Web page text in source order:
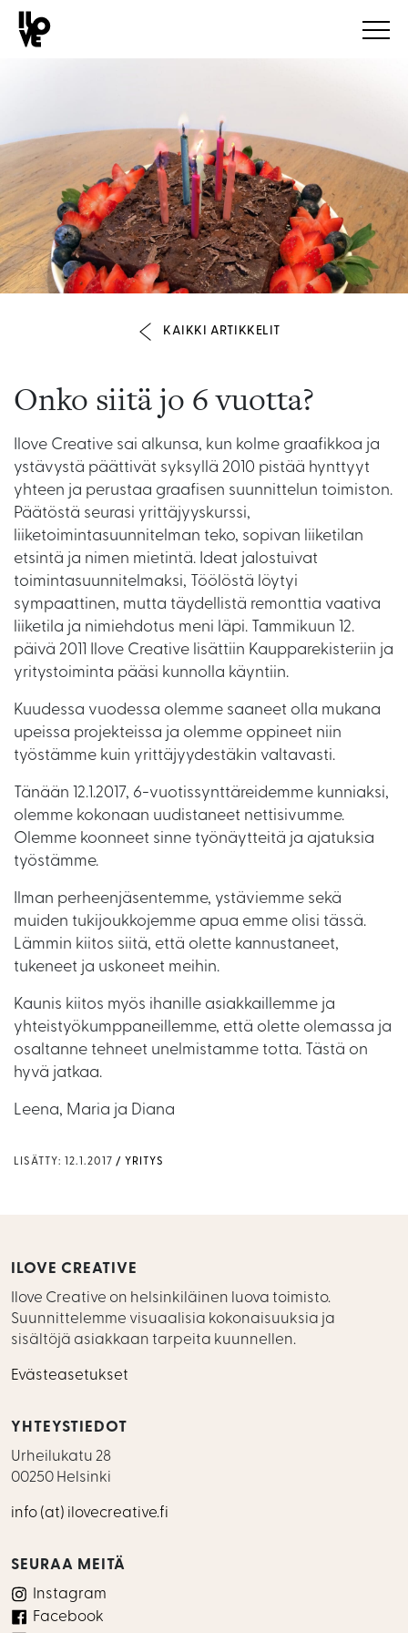
KAIKKI ARTIKKELIT
Onko siitä jo 6 vuotta?
Ilove Creative sai alkunsa, kun kolme graafikkoa ja
ystävystä päättivät syksyllä 2010 pistää hynttyyt
yhteen ja perustaa graafisen suunnittelun toimiston.
Päätöstä seurasi yrittäjyyskurssi,
liiketoimintasuunnitelman teko, sopivan liiketilan
etsintä ja nimen mietintä. Ideat jalostuivat
toimintasuunnitelmaksi, Töölöstä löytyi
sympaattinen, mutta täydellistä remonttia vaativa
liiketila ja nimiehdotus meni läpi. Tammikuun 12.
päivä 2011 Ilove Creative lisättiin Kaupparekisteriin ja
yritystoiminta pääsi kunnolla käyntiin.
Kuudessa vuodessa olemme saaneet olla mukana
upeissa projekteissa ja olemme oppineet niin
työstämme kuin yrittäjyydestäkin valtavasti.
Tänään 12.1.2017, 6-vuotissynttäreidemme kunniaksi,
olemme kokonaan uudistaneet nettisivumme.
Olemme koonneet sinne työnäytteitä ja ajatuksia
työstämme.
Ilman perheenjäsentemme, ystäviemme sekä
muiden tukijoukkojemme apua emme olisi tässä.
Lämmin kiitos siitä, että olette kannustaneet,
tukeneet ja uskoneet meihin.
Kaunis kiitos myös ihanille asiakkaillemme ja
yhteistyökumppaneillemme, että olette olemassa ja
osaltanne tehneet unelmistamme totta. Tästä on
hyvä jatkaa.
Leena, Maria ja Diana
LISÄTTY: 12.1.2017 YRITYS
ILOVE CREATIVE
Ilove Creative on helsinkiläinen luova toimisto.
Suunnittelemme visuaalisia kokonaisuuksia ja
sisältöjä asiakkaan tarpeita kuunnellen.
Evästeasetukset
YHTEYSTIEDOT
Urheilukatu 28
00250 Helsinki
info (at) ilovecreative.fi
SEURAA MEITÄ
Instagram
Facebook